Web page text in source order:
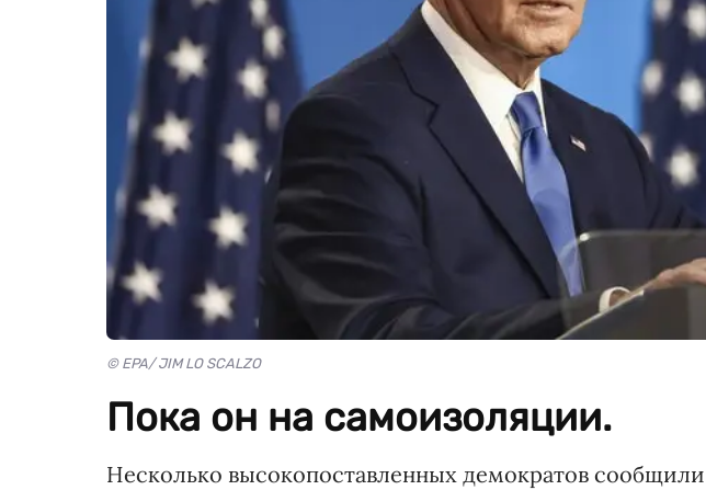
© EPA/ JIM LO SCALZO
Пока он на самоизоляции.
Несколько высокопоставленных демократов сообщили